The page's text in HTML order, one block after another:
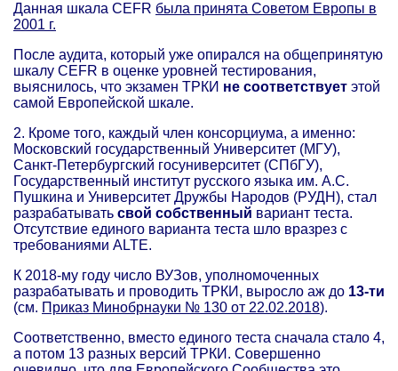
Данная шкала CEFR была принята Советом Европы в
2001 г.
После аудита, который уже опирался на общепринятую
шкалу CEFR в оценке уровней тестирования,
выяснилось, что экзамен ТРКИ не соответствует этой
самой Европейской шкале.
2. Кроме того, каждый член консорциума, а именно:
Московский государственный Университет (МГУ),
Санкт-Петербургский госуниверситет (СПбГУ),
Государственный институт русского языка им. А.С.
Пушкина и Университет Дружбы Народов (РУДН), стал
разрабатывать свой собственный вариант теста.
Отсутствие единого варианта теста шло вразрез с
требованиями ALTE.
К 2018-му году число ВУЗов, уполномоченных
разрабатывать и проводить ТРКИ, выросло аж до 13-ти
(см. Приказ Минобрнауки № 130 от 22.02.2018).
Соответственно, вместо единого теста сначала стало 4,
а потом 13 разных версий ТРКИ. Совершенно